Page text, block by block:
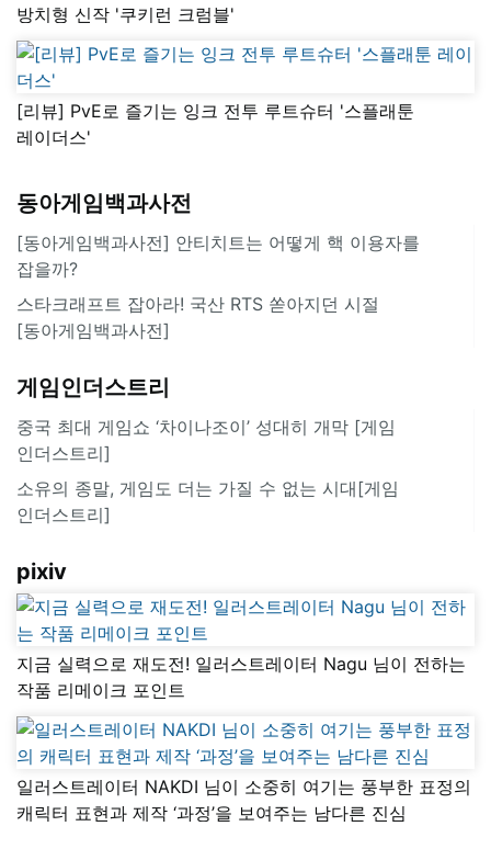
방치형 신작 '쿠키런 크럼블'
[리뷰] PvE로 즐기는 잉크 전투 루트슈터 '스플래툰
레이더스'
동아게임백과사전
[동아게임백과사전] 안티치트는 어떻게 핵 이용자를
잡을까?
스타크래프트 잡아라! 국산 RTS 쏟아지던 시절
[동아게임백과사전]
게임인더스트리
중국 최대 게임쇼 ‘차이나조이’ 성대히 개막 [게임
인더스트리]
소유의 종말, 게임도 더는 가질 수 없는 시대[게임
인더스트리]
pixiv
지금 실력으로 재도전! 일러스트레이터 Nagu 님이 전하는
작품 리메이크 포인트
일러스트레이터 NAKDI 님이 소중히 여기는 풍부한 표정의
캐릭터 표현과 제작 ‘과정’을 보여주는 남다른 진심